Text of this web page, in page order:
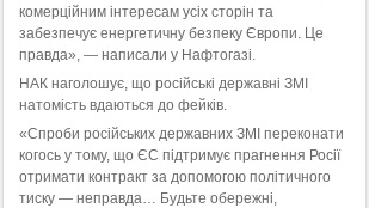
комерційним інтересам усіх сторін та
забезпечує енергетичну безпеку Європи. Це
правда», — написали у Нафтогазі.
НАК наголошує, що російські державні ЗМІ
натомість вдаються до фейків.
«Спроби російських державних ЗМІ переконати
когось у тому, що ЄС підтримує прагнення Росії
отримати контракт за допомогою політичного
тиску — неправда… Будьте обережні,